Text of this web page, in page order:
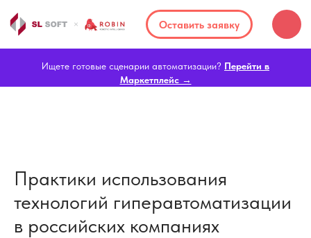
Оставить заявку
Ищете готовые сценарии автоматизации? Перейти в
Маркетплейс →
Практики использования
технологий гиперавтоматизации
в российских компаниях